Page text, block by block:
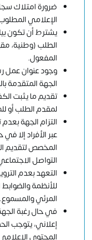
ضرورة امتلاك
الإعلامي
يشترط أن تكون
الطلب (وطنية،
المفعول.
وجود عنوان عمل
الجهة المتقدمة
تقديم ما يثبت
لمقدم الطلب أو
التزام الجهة
عبر الأفراد إلا
المخصص لتقديم
التواصل
التعهد بعدم
للأنظمة
المرئي والمسموع.
في حال رغبة
إعلاني، يتوجب
المحتوى